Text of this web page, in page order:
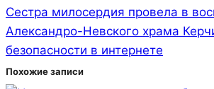
Сестра милосердия провела в
Александро-Невского храма
безопасности в интернете
Похожие записи